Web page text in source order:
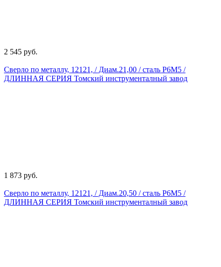
2 545 руб.
Сверло по металлу, 12121, / Диам.21,00 / сталь Р6М5 /
ДЛИННАЯ СЕРИЯ Томский инструменталный завод
1 873 руб.
Сверло по металлу, 12121, / Диам.20,50 / сталь Р6М5 /
ДЛИННАЯ СЕРИЯ Томский инструменталный завод